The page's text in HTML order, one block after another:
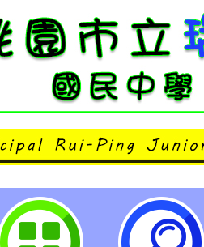
於不同私立學校任
任其他公立學校教